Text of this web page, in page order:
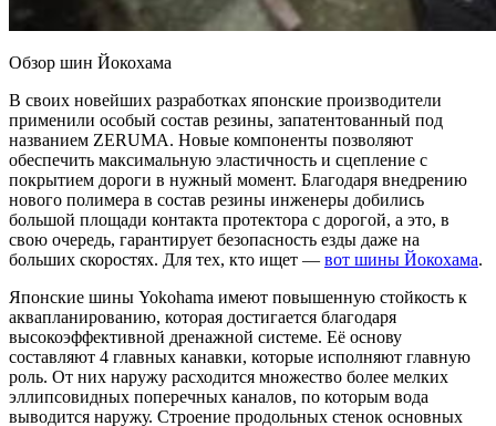
Обзор шин Йокохама
В своих новейших разработках японские производители
применили особый состав резины, запатентованный под
названием ZERUMA. Новые компоненты позволяют
обеспечить максимальную эластичность и сцепление с
покрытием дороги в нужный момент. Благодаря внедрению
нового полимера в состав резины инженеры добились
большой площади контакта протектора с дорогой, а это, в
свою очередь, гарантирует безопасность езды даже на
больших скоростях. Для тех, кто ищет — вот шины Йокохама.
Японские шины Yokohama имеют повышенную стойкость к
аквапланированию, которая достигается благодаря
высокоэффективной дренажной системе. Её основу
составляют 4 главных канавки, которые исполняют главную
роль. От них наружу расходится множество более мелких
эллипсовидных поперечных каналов, по которым вода
выводится наружу. Строение продольных стенок основных